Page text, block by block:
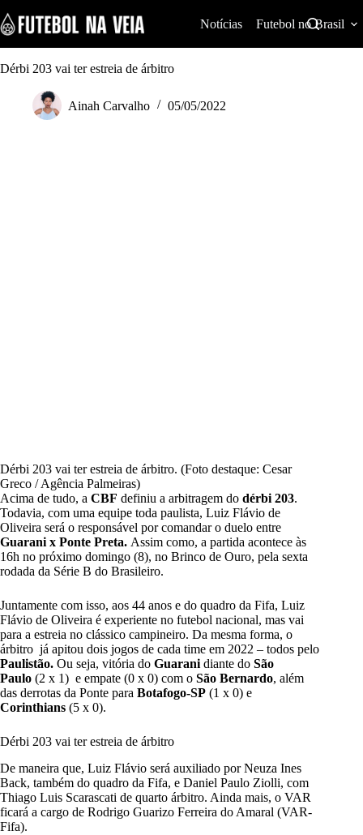
k
i
p
t
Notícias Futebol no Brasil
Dérbi 203 vai ter estreia de árbitro
Ainah Carvalho 05/05/2022
Dérbi 203 vai ter estreia de árbitro. (Foto destaque: Cesar
Greco / Agência Palmeiras)
Acima de tudo, a CBF definiu a arbitragem do dérbi 203.
Todavia, com uma equipe toda paulista, Luiz Flávio de
Oliveira será o responsável por comandar o duelo entre
Guarani x Ponte Preta. Assim como, a partida acontece às
16h no próximo domingo (8), no Brinco de Ouro, pela sexta
rodada da Série B do Brasileiro.
Juntamente com isso, aos 44 anos e do quadro da Fifa, Luiz
Flávio de Oliveira é experiente no futebol nacional, mas vai
para a estreia no clássico campineiro. Da mesma forma, o
árbitro já apitou dois jogos de cada time em 2022 – todos pelo
Paulistão. Ou seja, vitória do Guarani diante do São
Paulo (2 x 1) e empate (0 x 0) com o São Bernardo, além
das derrotas da Ponte para Botafogo-SP (1 x 0) e
Corinthians (5 x 0).
Dérbi 203 vai ter estreia de árbitro
De maneira que, Luiz Flávio será auxiliado por Neuza Ines
Back, também do quadro da Fifa, e Daniel Paulo Ziolli, com
Thiago Luis Scarascati de quarto árbitro. Ainda mais, o VAR
ficará a cargo de Rodrigo Guarizo Ferreira do Amaral (VAR-
Fifa).